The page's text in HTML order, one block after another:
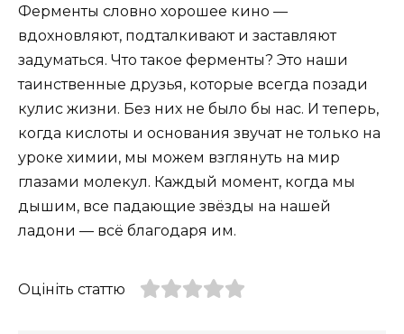
Ферменты словно хорошее кино —
вдохновляют, подталкивают и заставляют
задуматься. Что такое ферменты? Это наши
таинственные друзья, которые всегда позади
кулис жизни. Без них не было бы нас. И теперь,
когда кислоты и основания звучат не только на
уроке химии, мы можем взглянуть на мир
глазами молекул. Каждый момент, когда мы
дышим, все падающие звёзды на нашей
ладони — всё благодаря им.
Оцініть статтю